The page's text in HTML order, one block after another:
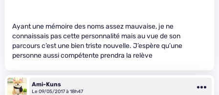
Ayant une mémoire des noms assez mauvaise, je ne
connaissais pas cette personnalité mais au vue de son
parcours c’est une bien triste nouvelle. J’espère qu’une
personne aussi compétente prendra la relève
Ami-Kuns
Le 09/05/2017 à 18h47